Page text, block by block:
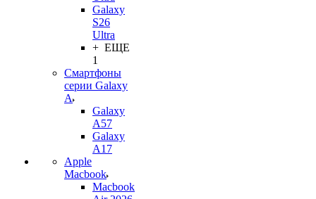
Galaxy
S26
Ultra
+ ЕЩЕ
1
Смартфоны
серии Galaxy
A
Galaxy
A57
Galaxy
A17
Apple
Macbook
Macbook